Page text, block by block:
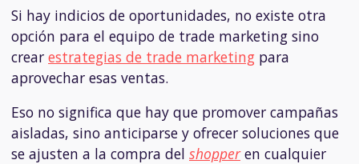
Si hay indicios de oportunidades, no existe otra
opción para el equipo de trade marketing sino
crear estrategias de trade marketing para
aprovechar esas ventas.
Eso no significa que hay que promover campañas
aisladas, sino anticiparse y ofrecer soluciones que
se ajusten a la compra del shopperen cualquier